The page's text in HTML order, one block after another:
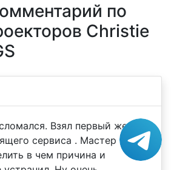
по
Christie
Взял первый же
сервиса . Мастер смог
в чем причина и